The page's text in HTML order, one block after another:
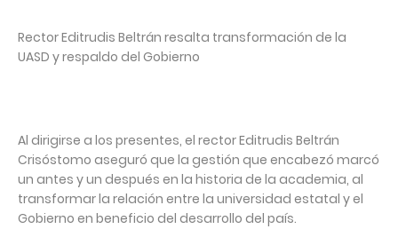
Rector Editrudis Beltrán resalta transformación de la
UASD y respaldo del Gobierno
Al dirigirse a los presentes, el rector Editrudis Beltrán
Crisóstomo aseguró que la gestión que encabezó marcó
un antes y un después en la historia de la academia, al
transformar la relación entre la universidad estatal y el
Gobierno en beneficio del desarrollo del país.